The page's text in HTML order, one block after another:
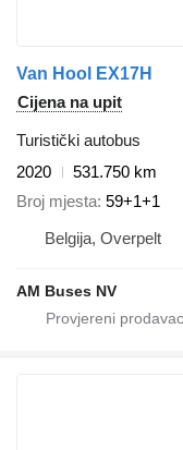
Van Hool EX17H
Cijena na upit
Turistički autobus
2020
531.750 km
Broj mjesta 59+1+1
Belgija, Overpelt
AM Buses NV